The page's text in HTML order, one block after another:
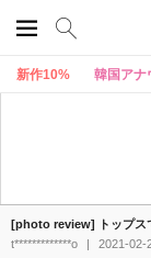
新作10% 韓国アナ
[photo review] トップス
t*************o
|
2021-02-